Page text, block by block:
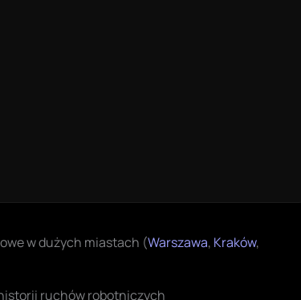
w dużych miastach (Warszawa, Kraków,
ruchów robotniczych